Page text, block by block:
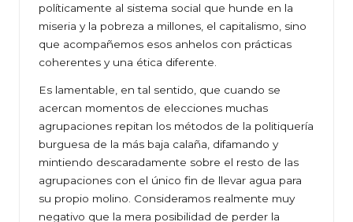
políticamente al sistema social que hunde en la
miseria y la pobreza a millones, el capitalismo, sino
que acompañemos esos anhelos con prácticas
coherentes y una ética diferente.
Es lamentable, en tal sentido, que cuando se
acercan momentos de elecciones muchas
agrupaciones repitan los métodos de la politiquería
burguesa de la más baja calaña, difamando y
mintiendo descaradamente sobre el resto de las
agrupaciones con el único fin de llevar agua para
su propio molino. Consideramos realmente muy
negativo que la mera posibilidad de perder la